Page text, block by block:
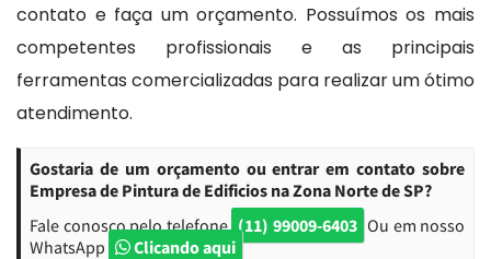
contato e faça um orçamento. Possuímos os mais
competentes profissionais e as principais
ferramentas comercializadas para realizar um ótimo
atendimento.
Gostaria de um orçamento ou entrar em contato sobre
Empresa de Pintura de Edificios na Zona Norte de SP?
Fale conosco pelo telefone (11) 99009-6403 Ou em nosso
WhatsApp
Clicando aqui